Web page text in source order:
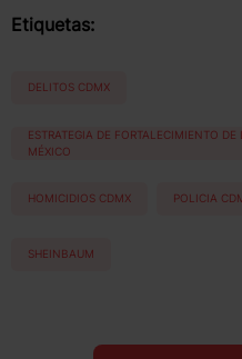
Etiquetas:
DELITOS CDMX
ESTRATEGIA DE FORTALECIMIENTO
MÉXICO
HOMICIDIOS CDMX POLICIA
SHEINBAUM